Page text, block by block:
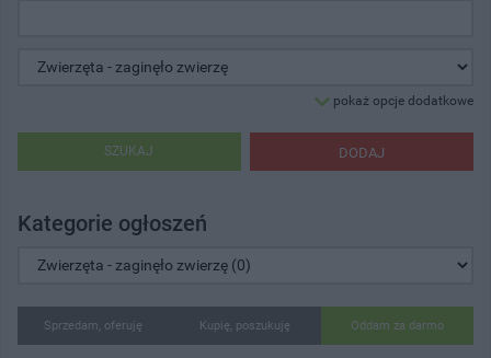
pokaż opcje dodatkowe
DODAJ
SZUKAJ
Kategorie ogłoszeń
Sprzedam, oferuję Kupię, poszukuję Oddam za darmo